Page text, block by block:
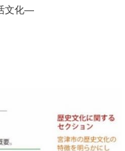
文化―